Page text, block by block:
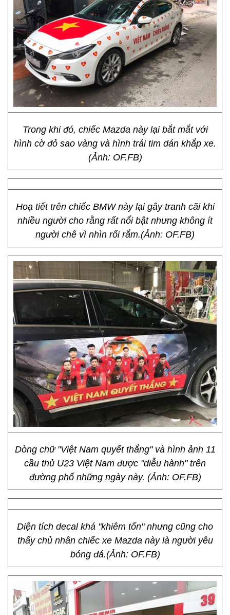
Trong khi đó, chiếc Mazda này lại bắt mắt với
hình cờ đỏ sao vàng và hình trái tim dán khắp xe.
(Ảnh: OF.FB)
Hoạ tiết trên chiếc BMW này lại gây tranh cãi khi
nhiều người cho rằng rất nổi bật nhưng không ít
người chê vì nhìn rối rắm.(Ảnh: OF.FB)
Dòng chữ "Việt Nam quyết thắng" và hình ảnh 11
cầu thủ U23 Việt Nam được "diễu hành" trên
đường phố những ngày này. (Ảnh: OF.FB)
Diện tích decal khá "khiêm tốn" nhưng cũng cho
thấy chủ nhân chiếc xe Mazda này là người yêu
bóng đá.(Ảnh: OF.FB)